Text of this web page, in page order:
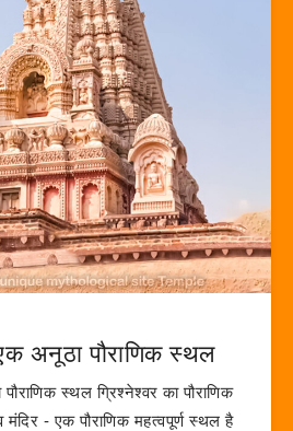
अनूठा पौराणिक स्थल
स्थल ग्रिश्नेश्वर का पौराणिक
मंदिर - एक पौराणिक महत्वपूर्ण स्थल है